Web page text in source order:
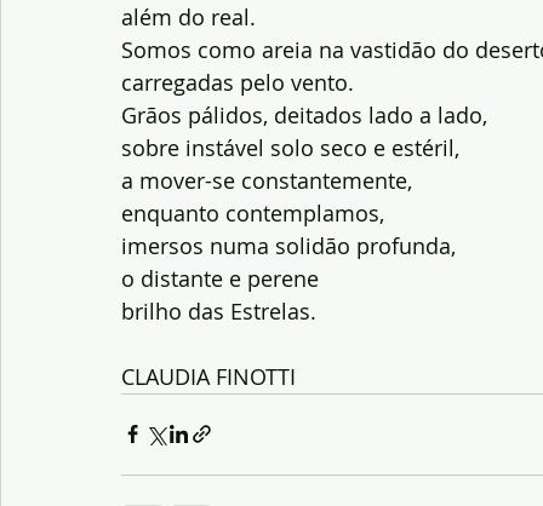
além do real.
Somos como areia na vastidão do
carregadas pelo vento.
Grãos pálidos, deitados lado a lado,
sobre instável solo seco e estéril,
a mover-se constantemente,
enquanto contemplamos,
imersos numa solidão profunda,
o distante e perene
brilho das Estrelas.
CLAUDIA FINOTTI